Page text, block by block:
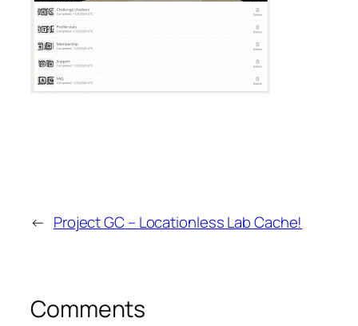
← Project GC – Locationless Lab Cache!
Comments